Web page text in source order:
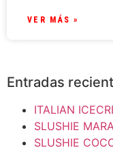
VER MÁS »
Entradas
ITALIAN
SLUSHIE
SLUSHIE